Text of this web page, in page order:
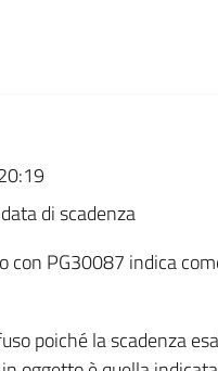
di scadenza
con PG30087 indica
poiché la scadenza